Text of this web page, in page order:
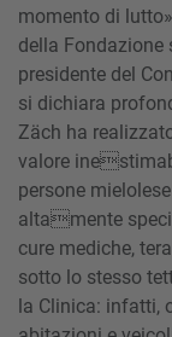
momento di
della
presidente del
si dichiara
Zäch ha
valore
persone
altamente
cure mediche,
sotto lo stesso
la Clinica: infatti,